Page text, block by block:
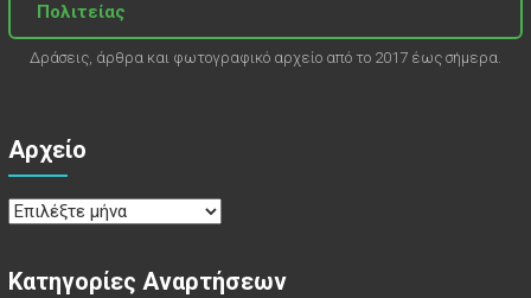
Πολιτείας
Δράσεις, άρθρα και φωτογραφικό αρχείο από το 2017 έως σήμερα.
Αρχείο
Αρχείο
Κατηγορίες Αναρτήσεων